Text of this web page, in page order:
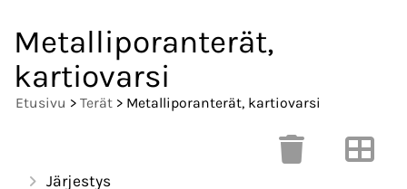
Metalliporanterät,
kartiovarsi
Etusivu > Terät > Metalliporanterät, kartiovarsi
Järjestys